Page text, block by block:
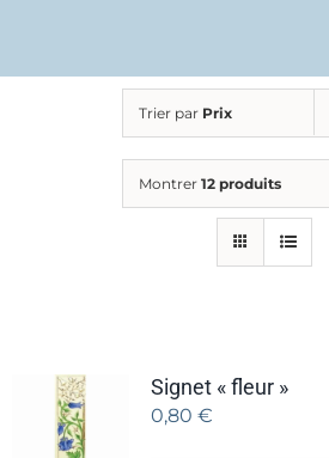
Trier par Prix
Montrer 12 produits
Signet « fleur »
0,80 €